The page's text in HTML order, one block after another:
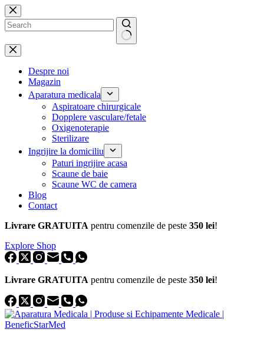
Sari
la
conținut
Niciun
rezultat
Despre noi
Magazin
Aparatura medicala
Aspiratoare chirurgicale
Dopplere vasculare/fetale
Oxigenoterapie
Sterilizare
Ingrijire la domiciliu
Paturi ingrijire acasa
Scaune de baie
Scaune WC de camera
Blog
Contact
Livrare GRATUITA pentru comenzile de peste 350 lei!
Explore Shop
Livrare GRATUITA pentru comenzile de peste 350 lei!